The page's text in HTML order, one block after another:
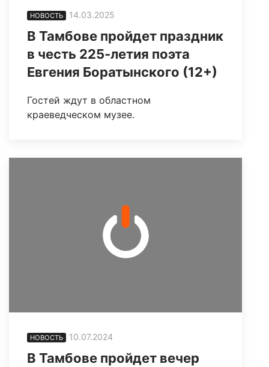
НОВОСТЬ 14.03.2025
В Тамбове пройдет праздник
в честь 225-летия поэта
Евгения Боратынского (12+)
Гостей ждут в областном
краеведческом музее.
НОВОСТЬ 10.07.2024
В Тамбове пройдет вечер